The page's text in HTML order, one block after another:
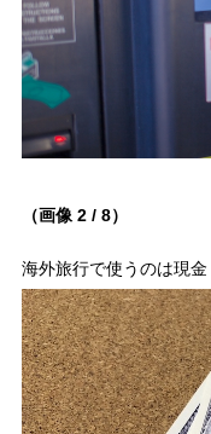
（画像 2 / 8）
海外旅行で使うのは現金